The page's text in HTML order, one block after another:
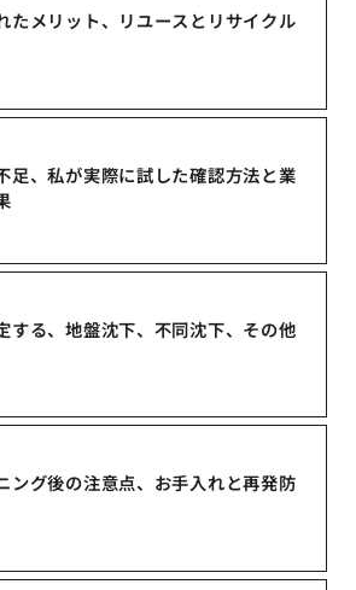
たメリット、リユースとリサイクル
足、私が実際に試した確認方法と業
する、地盤沈下、不同沈下、その他
ング後の注意点、お手入れと再発防